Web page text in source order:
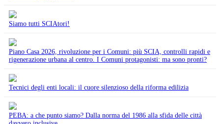
Siamo tutti SCIAtori!
Piano Casa 2026, rivoluzione per i Comuni: più SCIA, controlli rapidi e
rigenerazione urbana al centro. I Comuni protagonisti: ma sono pronti?
Tecnici degli enti locali: il cuore silenzioso della riforma edilizia
PEBA: a che punto siamo? Dalla norma del 1986 alla sfida delle città